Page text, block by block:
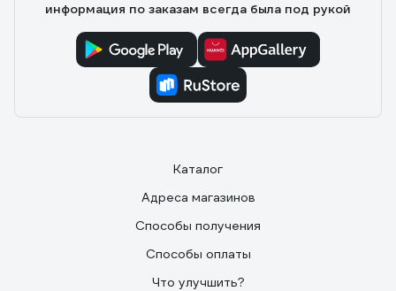
информация по заказам всегда была под рукой
Каталог
Адреса магазинов
Способы получения
Способы оплаты
Что улучшить?